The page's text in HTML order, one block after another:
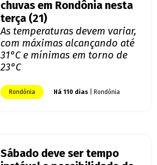
chuvas em Rondônia nesta
terça (21)
As temperaturas devem variar,
com máximas alcançando até
31°C e mínimas em torno de
23°C
Rondônia Há 110 dias | Rondônia
Sábado deve ser tempo